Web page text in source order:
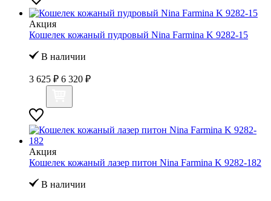
Акция
Кошелек кожаный пудровый Nina Farmina K 9282-15
В наличии
3 625 ₽ 6 320 ₽
Акция
Кошелек кожаный лазер питон Nina Farmina K 9282-182
В наличии